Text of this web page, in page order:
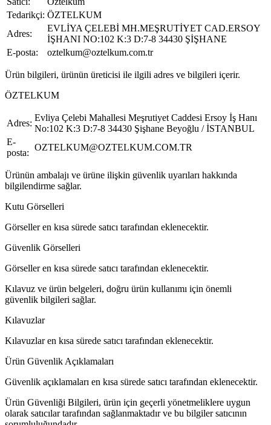
Tedarikçi: ÖZTELKUM
Adres:
EVLİYA ÇELEBİ MH.MEŞRUTİYET CAD.ERSOY
İŞHANI NO:102 K:3 D:7-8 34430 ŞİŞHANE
E-posta:
oztelkum@oztelkum.com.tr
Ürün bilgileri, ürünün üreticisi ile ilgili adres ve bilgileri içerir.
ÖZTELKUM
Adres:
Evliya Çelebi Mahallesi Meşrutiyet Caddesi Ersoy İş Hanı
No:102 K:3 D:7-8 34430 Şişhane Beyoğlu / İSTANBUL
E-
posta:
OZTELKUM@OZTELKUM.COM.TR
Ürünün ambalajı ve ürüne ilişkin güvenlik uyarıları hakkında
bilgilendirme sağlar.
Kutu Görselleri
Görseller en kısa sürede satıcı tarafından eklenecektir.
Güvenlik Görselleri
Görseller en kısa sürede satıcı tarafından eklenecektir.
Kılavuz ve ürün belgeleri, doğru ürün kullanımı için önemli
güvenlik bilgileri sağlar.
Kılavuzlar
Kılavuzlar en kısa sürede satıcı tarafından eklenecektir.
Ürün Güvenlik Açıklamaları
Güvenlik açıklamaları en kısa sürede satıcı tarafından eklenecektir.
Ürün Güvenliği Bilgileri, ürün için geçerli yönetmeliklere uygun
olarak satıcılar tarafından sağlanmaktadır ve bu bilgiler satıcının